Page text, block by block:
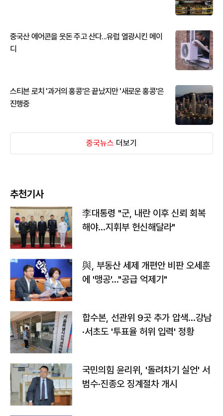
중국산 에어콘을 웃돈 주고 산다...유럽 열광시킨 메이
디
스티븐 로치 '과거의 홍콩'은 끝났지만 '새로운 홍콩'은
진행중
중국뉴스 더보기
추천기사
李대통령 "군, 내란 이후 신뢰 회복
해야…지휘부 헌신해달라"
與, 부동산 세제 개편안 비판 오세훈
에 '맹공'…"공급 억제기"
합수본, 선관위 9곳 추가 압색…강남
·서초도 '투표율 허위 입력' 정황
국민의힘 윤리위, '돌려차기 실언' 서
범수·진종오 징계절차 개시